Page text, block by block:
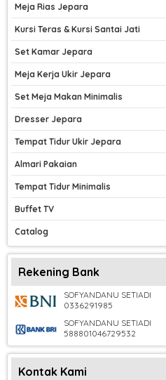
Meja Rias Jepara
Kursi Teras & Kursi Santai Jati
Set Kamar Jepara
Meja Kerja Ukir Jepara
Set Meja Makan Minimalis
Dresser Jepara
Tempat Tidur Ukir Jepara
Almari Pakaian
Tempat Tidur Minimalis
Buffet TV
Catalog
Rekening Bank
SOFYANDANU SETIADI
0336291985
SOFYANDANU SETIADI
588801046729532
Kontak Kami